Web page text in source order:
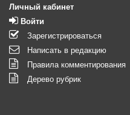
Личный кабинет
Войти
Зарегистрироваться
Написать в редакцию
Правила комментирования
Дерево рубрик